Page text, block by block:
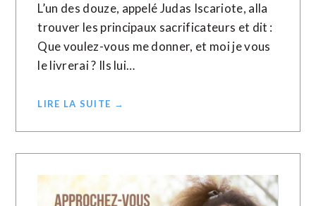
L’un des douze, appelé Judas Iscariote, alla
trouver les principaux sacrificateurs et dit :
Que voulez-vous me donner, et moi je vous
le livrerai ? Ils lui…
LIRE LA SUITE →